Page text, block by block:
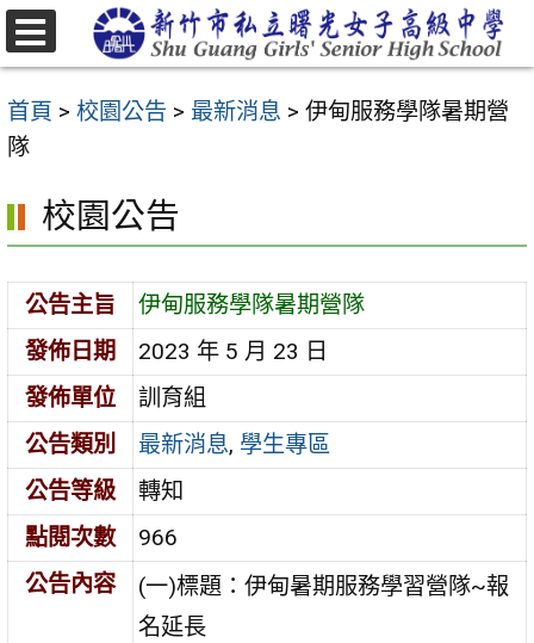
跳
至
要
內
區
首頁 > 校園公告 > 最新消息 > 伊甸服務學隊暑期營
隊
校園公告
公告主旨
伊甸服務學隊暑期營隊
發佈日期
2023 年 5 月 23 日
發佈單位
訓育組
公告類別
最新消息, 學生專區
公告等級
轉知
點閱次數
966
公告內容
(一)標題：伊甸暑期服務學習營隊~報
名延長
選
單